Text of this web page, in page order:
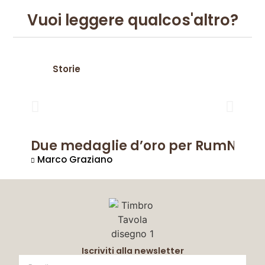
Vuoi leggere qualcos'altro?
Storie
Due medaglie d’oro per
Marco Graziano
Iscriviti alla newsletter